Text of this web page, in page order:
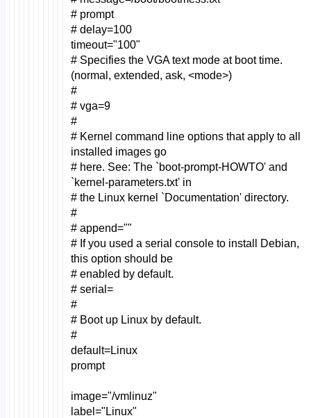
# prompt
# delay=100
timeout="100"
# Specifies the VGA text mode at boot time.
(normal, extended, ask, <mode>)
#
# vga=9
#
# Kernel command line options that apply to all
installed images go
# here. See: The `boot-prompt-HOWTO' and
`kernel-parameters.txt' in
# the Linux kernel `Documentation' directory.
#
# append=""
# If you used a serial console to install Debian,
this option should be
# enabled by default.
# serial=
#
# Boot up Linux by default.
#
default=Linux
prompt
image="/vmlinuz"
label="Linux"